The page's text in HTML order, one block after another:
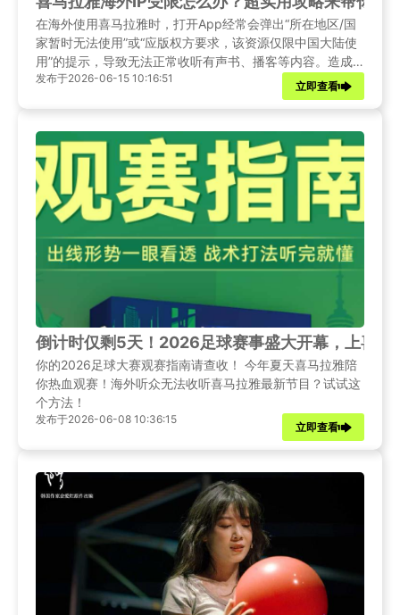
在海外使用喜马拉雅时，打开App经常会弹出“所在地区/国
家暂时无法使用”或“应版权方要求，该资源仅限中国大陆使
用”的提示，导致无法正常收听有声书、播客等内容。造成
这一问题的主要原因包括：版权协议仅授权中国大陆地区使
用；海外网络环境与国内存在较大差异，导致连接不稳定；
部分区域实施访问限制。
发布于2026-06-15 10:16:51
立即查看
倒计时仅剩5天！2026足球赛事盛大开幕，上喜
你的2026足球大赛观赛指南请查收！ 今年夏天喜马拉雅陪
你热血观赛！海外听众无法收听喜马拉雅最新节目？试试这
个方法！
发布于2026-06-08 10:36:15
立即查看